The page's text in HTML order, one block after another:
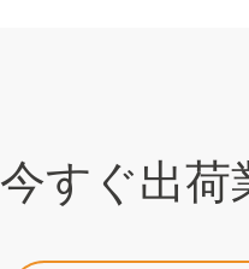
今すぐ出荷